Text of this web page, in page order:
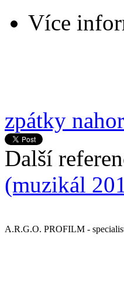
Více
zpátky
Další
(muzikál
A.R.G.O. PROFILM -